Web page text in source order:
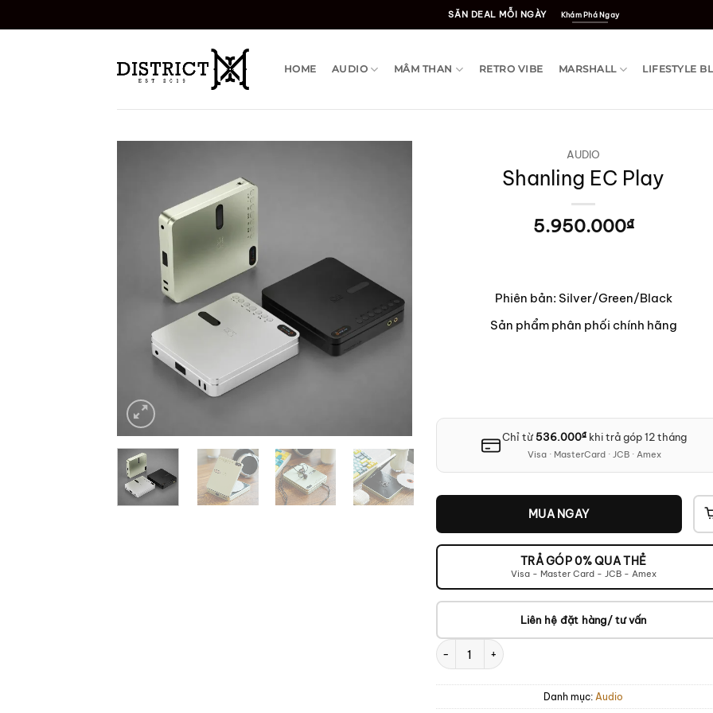
qua
SĂN DEAL MỖI NGÀY Khám Phá Ngay
HOME AUDIO MÂM THAN RETRO VIBE MARSHALL LIFESTYLE
AUDIO
Shanling EC Play
5.950.000₫
Phiên bản: Silver/Green/Black
Sản phẩm phân phối chính hãng
Chỉ từ536.000₫ khi trả góp 12 tháng
Visa · MasterCard · JCB · Amex
MUA NGAY
TRẢ GÓP 0% QUA THẺ
Visa - Master Card - JCB - Amex
Liên hệ đặt hàng/ tư vấn
Shanling EC Play số lượng
Danh mục: Audio